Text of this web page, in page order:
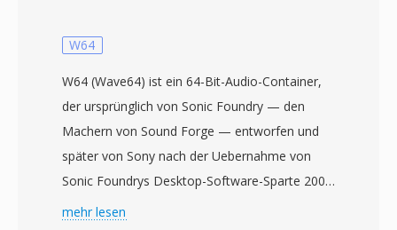
Kosinustransformation in Kombination mit
Modellierung und zeitlicher Rauschformung.
AAC dient als Standard-Audioformat für Apples
Ökosystem (iTunes, iPhone, iPad), YouTube
und zahlreiche Streaming-Dienste. Der erste
Vorteil liegt in der hervorragenden
Kompressionseffizienz — hochwertige
W64
W64 (Wave64) ist ein 64-Bit-Audio-Container,
der ursprünglich von Sonic Foundry — den
Machern von Sound Forge — entworfen und
später von Sony nach der Uebernahme von
Sonic Foundrys Desktop-Software-Sparte 2003
weitergeführt wurde. Das Format adressiert
mehr lesen